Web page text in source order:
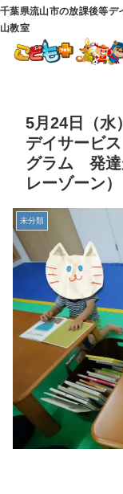
千葉県流山市の放課後等デ
山教室
5月24日（
デイサービ
グラム 発
レーゾーン）
未分類